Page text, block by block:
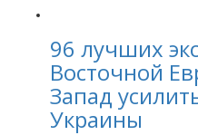
96 лучших
Восточной
Запад
Украины